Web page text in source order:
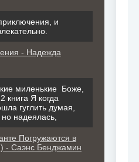
и
- Надежда
миленькие Боже,
книга Я когда
гуглить думая,
но надеялась,
Погружаются в
- Саэнс Бенджамин